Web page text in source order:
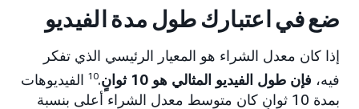
ضع في اعتبارك طول مدة الفيديو
إذا كان معدل الشراء هو المعيار الرئيسي الذي تفكر
فيه، فإن طول الفيديو المثالي هو 10 ثوانٍ .
10 الفيديوهات
بمدة 10 ثوانٍ كان متوسط معدل الشراء أعلى بنسبة